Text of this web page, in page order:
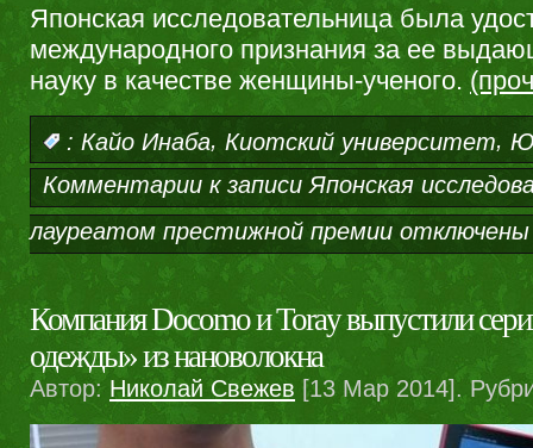
Японская исследовательница была
международного признания за ее
науку в качестве женщины-ученого.
: Кайо Инаба, Киотский университет,
Комментарии к записи Японская
лауреатом престижной премии отключены
Компания Docomo и Toray выпустили
одежды» из нановолокна
Автор: Николай Свежев [13 Мар 2014].